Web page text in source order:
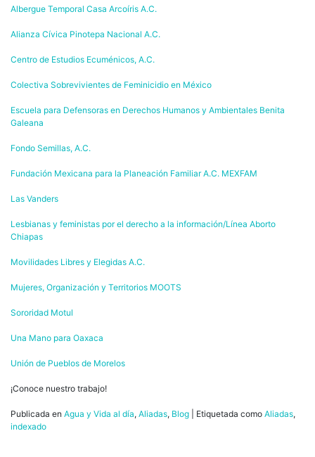
Albergue Temporal Casa Arcoíris A.C.
Alianza Cívica Pinotepa Nacional A.C.
Centro de Estudios Ecuménicos, A.C.
Colectiva Sobrevivientes de Feminicidio en México
Escuela para Defensoras en Derechos Humanos y Ambientales Benita
Galeana
Fondo Semillas, A.C.
Fundación Mexicana para la Planeación Familiar A.C. MEXFAM
Las Vanders
Lesbianas y feministas por el derecho a la información/Línea Aborto
Chiapas
Movilidades Libres y Elegidas A.C.
Mujeres, Organización y Territorios MOOTS
Sororidad Motul
Una Mano para Oaxaca
Unión de Pueblos de Morelos
¡Conoce nuestro trabajo!
Publicada en Agua y Vida al día, Aliadas, Blog Etiquetada como Aliadas,
indexado